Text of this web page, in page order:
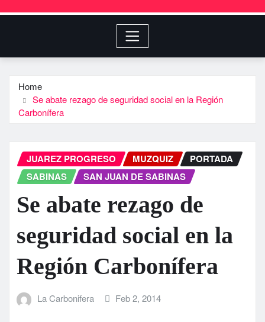
Home
Se abate rezago de seguridad social en la Región
Carboní­fera
JUAREZ PROGRESO MUZQUIZ
PORTADA
SABINAS
SAN JUAN DE SABINAS
Se abate rezago de
seguridad social en la
Región Carboní­fera
La Carbonifera Feb 2, 2014